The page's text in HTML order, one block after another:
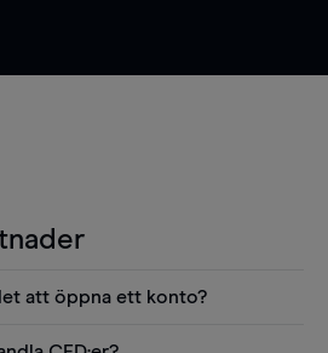
att öppna ett konto?